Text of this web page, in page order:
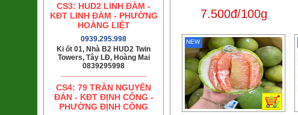
CS3: HUD2 LINH ĐÀM -
KĐT LINH ĐÀM - PHƯỜNG
HOÀNG LIỆT
0939.295.998
Ki ốt 01, Nhà B2 HUD2 Twin
Towers, Tây LĐ, Hoàng Mai
0839295998
CS4: 79 TRẦN NGUYÊN
ĐÁN - KĐT ĐỊNH CÔNG -
PHƯỜNG ĐỊNH CÔNG
7.500đ/100g
NEW